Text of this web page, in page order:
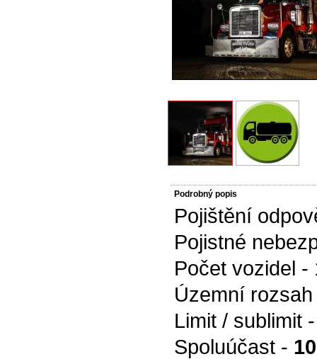
Podrobný popis
Pojištění
Pojistné
Počet vozidel -
Územní
Limit / sublimit
Spoluúčast -